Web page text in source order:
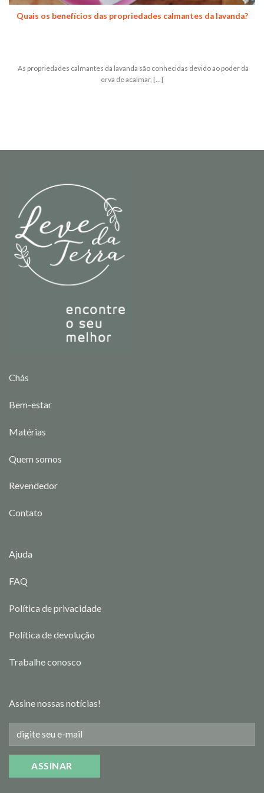
Quais os benefícios das propriedades calmantes da lavanda?
As propriedades calmantes da lavanda são conhecidas devido ao poder da
erva de acalmar, [...]
Chás
Bem-estar
Matérias
Quem somos
Revendedor
Contato
Ajuda
FAQ
Política de privacidade
Política de devolução
Trabalhe conosco
Assine nossas notícias!